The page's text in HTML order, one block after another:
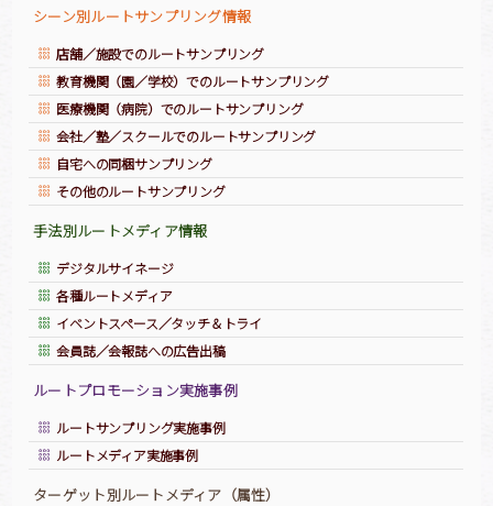
シーン別ルートサンプリング情報
店舗／施設でのルートサンプリング
教育機関（園／学校）でのルートサンプリング
医療機関（病院）でのルートサンプリング
会社／塾／スクールでのルートサンプリング
自宅への同梱サンプリング
その他のルートサンプリング
手法別ルートメディア情報
デジタルサイネージ
各種ルートメディア
イベントスペース／タッチ＆トライ
会員誌／会報誌への広告出稿
ルートプロモーション実施事例
ルートサンプリング実施事例
ルートメディア実施事例
ターゲット別ルートメディア（属性）